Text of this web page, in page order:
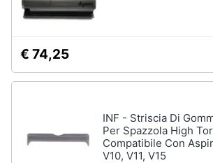
€ 74,25
INF - Striscia Di
Per Spazzola High
Compatibile Con
V10, V11, V15